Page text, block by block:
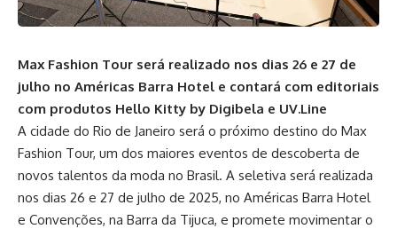
Max Fashion Tour será realizado nos dias 26 e 27 de
julho no Américas Barra Hotel e contará com editoriais
com produtos Hello Kitty by Digibela e UV.Line
A cidade do Rio de Janeiro será o próximo destino do Max
Fashion Tour, um dos maiores eventos de descoberta de
novos talentos da moda no Brasil. A seletiva será realizada
nos dias 26 e 27 de julho de 2025, no Américas Barra Hotel
e Convenções, na Barra da Tijuca, e promete movimentar o